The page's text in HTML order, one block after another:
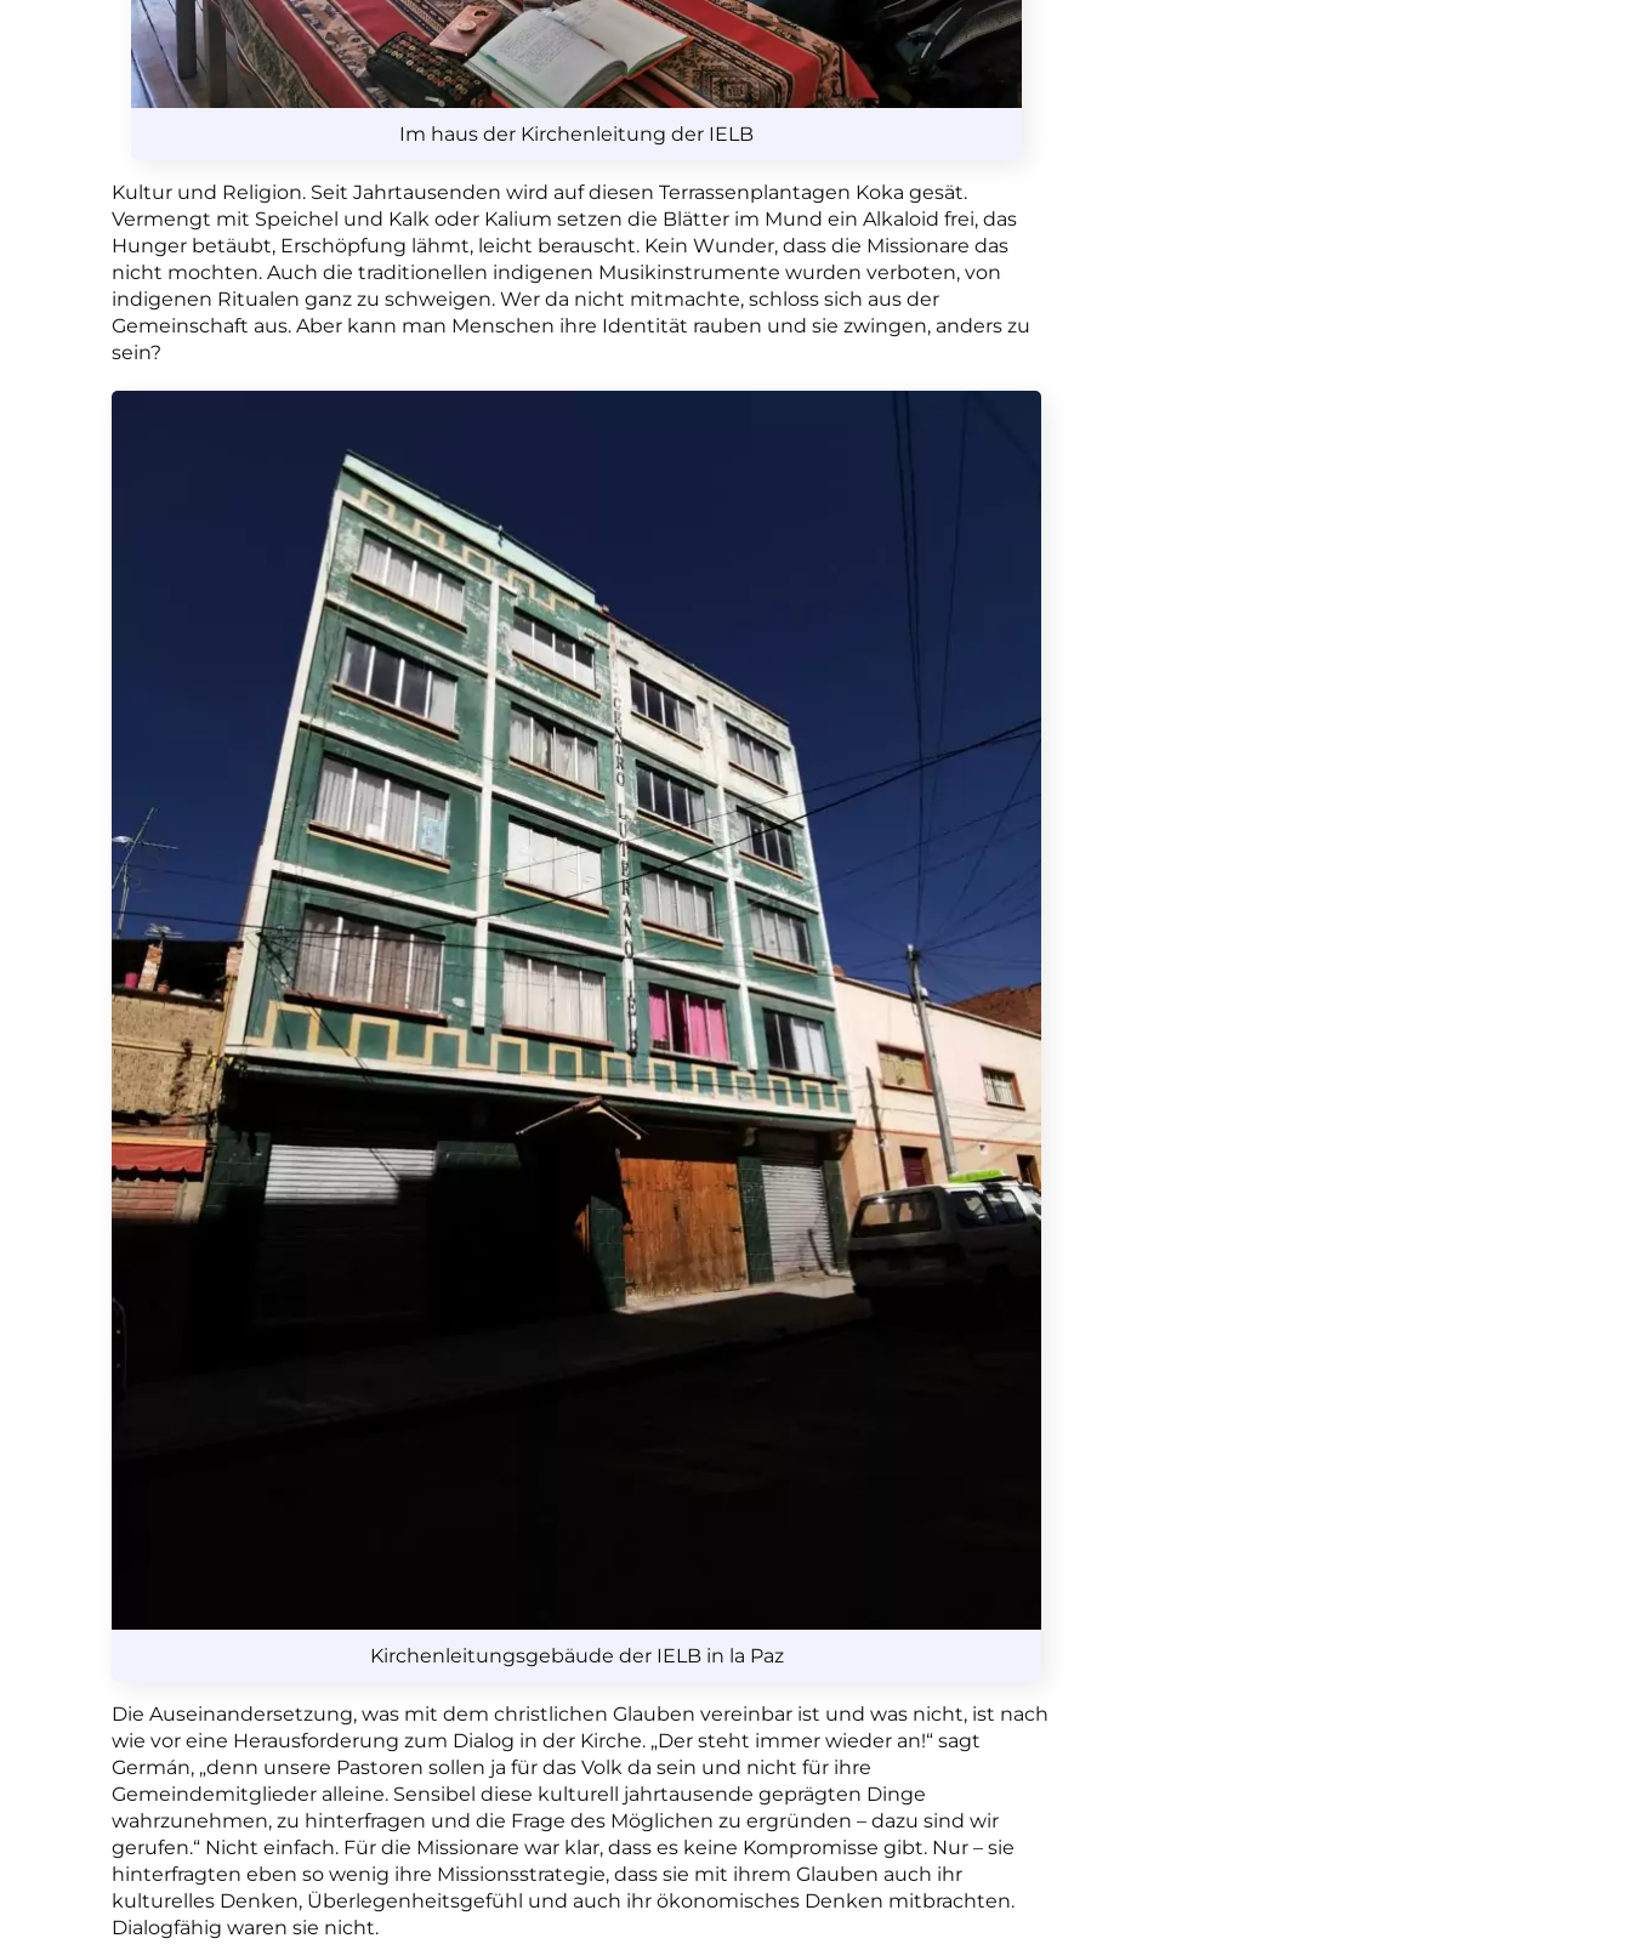
Im haus der Kirchenleitung der IELB
Kultur und Religion. Seit Jahrtausenden wird auf diesen Terrassenplantagen Koka gesät.
Vermengt mit Speichel und Kalk oder Kalium setzen die Blätter im Mund ein Alkaloid frei, das
Hunger betäubt, Erschöpfung lähmt, leicht berauscht. Kein Wunder, dass die Missionare das
nicht mochten. Auch die traditionellen indigenen Musikinstrumente wurden verboten, von
indigenen Ritualen ganz zu schweigen. Wer da nicht mitmachte, schloss sich aus der
Gemeinschaft aus. Aber kann man Menschen ihre Identität rauben und sie zwingen, anders zu
sein?
Kirchenleitungsgebäude der IELB in la Paz
Die Auseinandersetzung, was mit dem christlichen Glauben vereinbar ist und was nicht, ist nach
wie vor eine Herausforderung zum Dialog in der Kirche. „Der steht immer wieder an!“ sagt
Germán, „denn unsere Pastoren sollen ja für das Volk da sein und nicht für ihre
Gemeindemitglieder alleine. Sensibel diese kulturell jahrtausende geprägten Dinge
wahrzunehmen, zu hinterfragen und die Frage des Möglichen zu ergründen – dazu sind wir
gerufen.“ Nicht einfach. Für die Missionare war klar, dass es keine Kompromisse gibt. Nur – sie
hinterfragten eben so wenig ihre Missionsstrategie, dass sie mit ihrem Glauben auch ihr
kulturelles Denken, Überlegenheitsgefühl und auch ihr ökonomisches Denken mitbrachten.
Dialogfähig waren sie nicht.